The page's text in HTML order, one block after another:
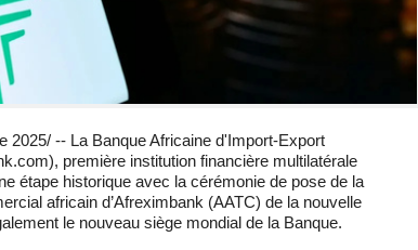
2025/ -- La Banque Africaine d'Import-Export
première institution financière multilatérale
étape historique avec la cérémonie de pose de la
africain d’Afreximbank (AATC) de la nouvelle
le nouveau siège mondial de la Banque.